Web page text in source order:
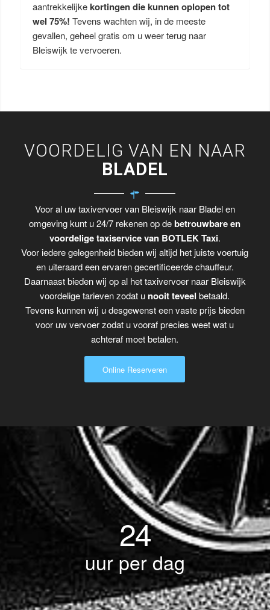
aantrekkelijkekortingen die kunnen oplopen tot
wel 75%! Tevens wachten wij, in de meeste
gevallen, geheel gratis om u weer terug naar
Bleiswijk te vervoeren.
VOORDELIG VAN EN NAAR
BLADEL
Voor al uw taxivervoer van Bleiswijk naar Bladel en
omgeving kunt u 24/7 rekenen op debetrouwbare en
voordelige taxiservice van BOTLEK Taxi.
Voor iedere gelegenheid bieden wij altijd het juiste voertuig
en uiteraard een ervaren gecertificeerde chauffeur.
Daarnaast bieden wij op al het taxivervoer naar Bleiswijk
voordelige tarieven zodat u nooit teveel betaald.
Tevens kunnen wij u desgewenst een vaste prijs bieden
voor uw vervoer zodat u vooraf precies weet wat u
achteraf moet betalen.
Online Reserveren
24
uur per dag